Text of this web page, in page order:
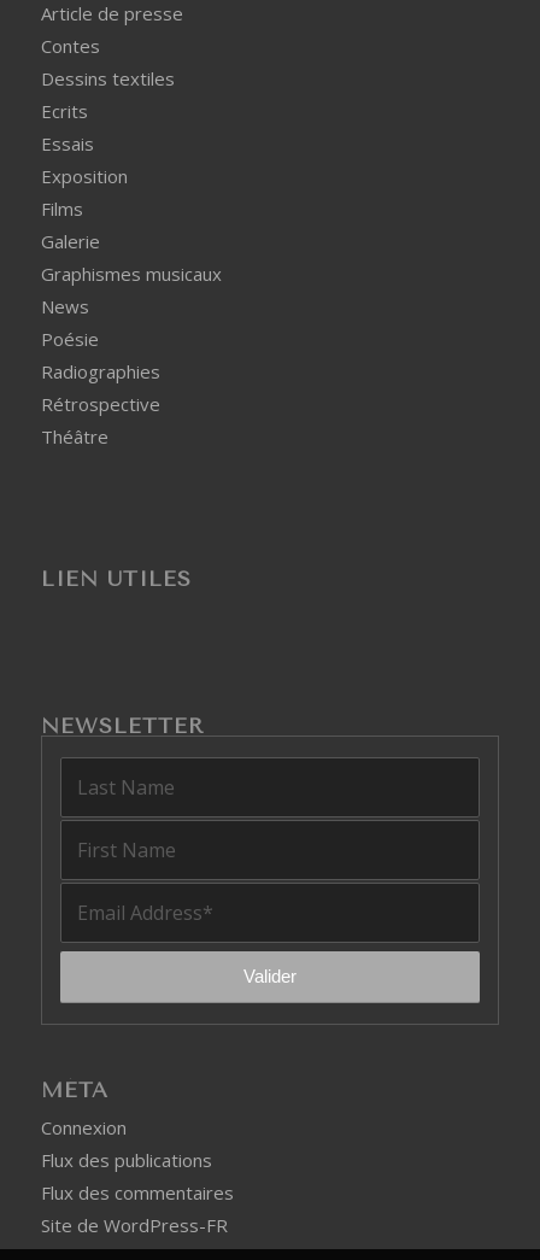
Article de presse
Contes
Dessins textiles
Ecrits
Essais
Exposition
Films
Galerie
Graphismes musicaux
News
Poésie
Radiographies
Rétrospective
Théâtre
LIEN UTILES
NEWSLETTER
MÉTA
Connexion
Flux des publications
Flux des commentaires
Site de WordPress-FR